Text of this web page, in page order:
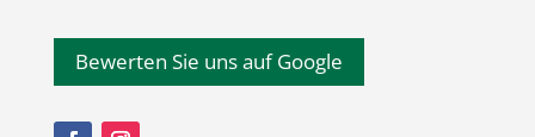
Bewerten Sie uns auf Google